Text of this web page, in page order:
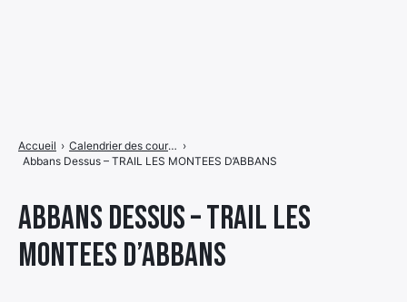
Abbans Dessus – TRAIL LES
MONTEES D’ABBANS
Accueil › Calendrier des courses ›
Abbans Dessus – TRAIL LES MONTEES D’ABBANS
menu
Élément
de
menu
Élément
de